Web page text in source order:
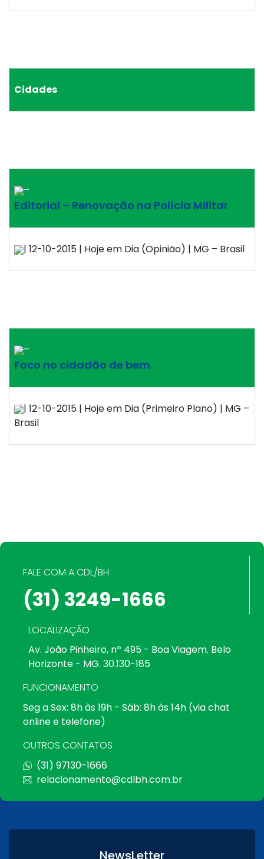
Cidades
–
Editorial – Renovação na Polícia Militar
| 12-10-2015 | Hoje em Dia (Opinião) | MG – Brasil
–
Foco no cidadão de bem
| 12-10-2015 | Hoje em Dia (Primeiro Plano) | MG –
Brasil
FALE COM A CDL/BH
(31) 3249-1666
LOCALIZAÇÃO
Av. João Pinheiro, nº 495 - Boa Viagem. Belo
Horizonte - MG. 30.130-185
FUNCIONAMENTO
Seg a Sex: 8h às 19h - Sáb: 8h às 14h (via chat
online e telefone)
OUTROS CONTATOS
(31) 97130-1666
relacionamento@cdlbh.com.br
NewsLetter